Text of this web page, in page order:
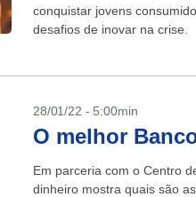
conquistar jovens
desafios de inovar na crise.
28/01/22 - 5:00min
O melhor
Em parceria com o Centro
dinheiro mostra quais são